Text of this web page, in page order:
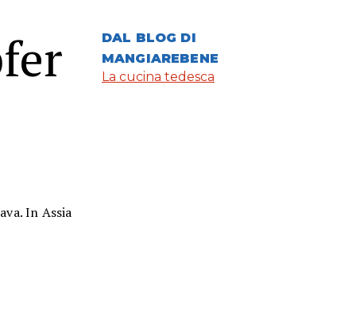
In Assia
DAL BLOG DI
MANGIAREBENE
La cucina tedesca